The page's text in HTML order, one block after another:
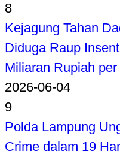
8
Kejagung Tahan
Diduga Raup
Miliaran Rupiah per
2026-06-04
9
Polda Lampung
Crime dalam 19